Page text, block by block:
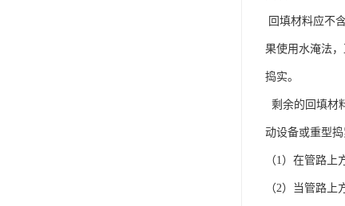
回填材料应不
果使用水淹法
捣实。
剩余的回填材
动设备或重型
（1）在管路
（2）当管路